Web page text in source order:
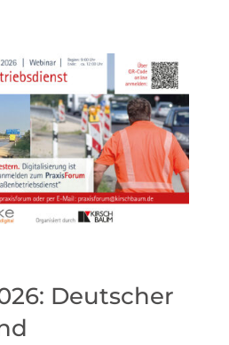
Deutscher